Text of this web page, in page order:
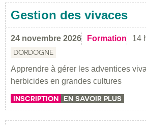
Gestion des vivaces
24 novembre 2026 Formation 14
DORDOGNE
Apprendre à gérer les adventices
herbicides en grandes cultures
INSCRIPTION EN SAVOIR PLUS